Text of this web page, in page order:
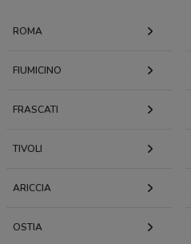
ROMA
FIUMICINO
FRASCATI
TIVOLI
ARICCIA
OSTIA